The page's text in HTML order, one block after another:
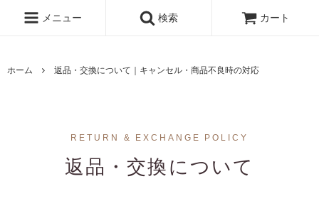
メニュー 検索 カート
ホーム 返品・交換について｜キャンセル・商品不良時の対応
RETURN & EXCHANGE POLICY
返品・交換について